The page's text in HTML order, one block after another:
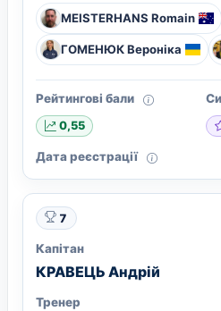
MEISTERHANS Romain
ГОМЕНЮК Вероніка
Рейтингові бали
0,55
Дата реєстрації
7
Капітан
КРАВЕЦЬ Андрій
Тренер